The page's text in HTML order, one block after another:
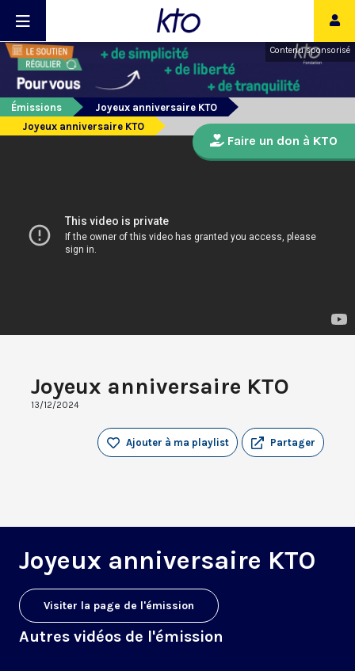
Contenu sponsorisé
Émissions
Joyeux anniversaire KTO
Joyeux anniversaire KTO
Joyeux anniversaire KTO
13/12/2024
Partager
Ajouter à ma playlist
Joyeux anniversaire KTO
Visiter la page de l'émission
Autres vidéos de l'émission
Faire un don à KTO